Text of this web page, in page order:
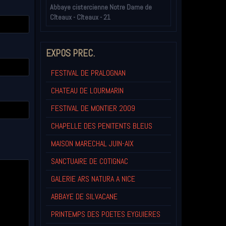
Abbaye cistercienne Notre Dame de
Cîteaux - Cîteaux - 21
EXPOS PREC.
FESTIVAL DE PRALOGNAN
CHATEAU DE LOURMARIN
FESTIVAL DE MONTIER 2009
CHAPELLE DES PENITENTS BLEUS
MAISON MARECHAL JUIN-AIX
SANCTUAIRE DE COTIGNAC
GALERIE ARS NATURA A NICE
ABBAYE DE SILVACANE
PRINTEMPS DES POETES EYGUIERES